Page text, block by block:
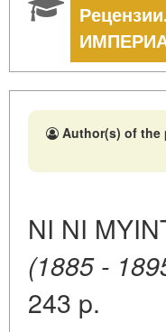
Author(s) of the
NI NI
(1885 -
243 p.